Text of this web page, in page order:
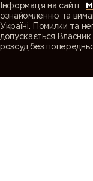
Інформація на сайті
ознайомленню та
Україні. Помилки та
допускається.Власник
розсуд,без